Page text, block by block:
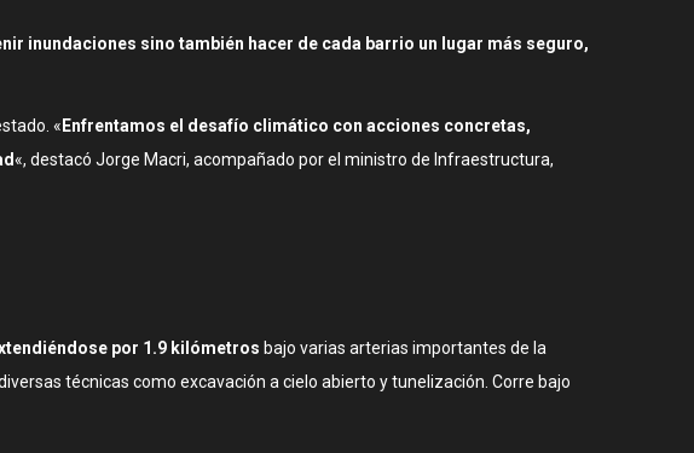
inundaciones sino también hacer de cada barrio un lugar más seguro,
« Enfrentamos el desafío climático con acciones concretas,
«, destacó Jorge Macri, acompañado por el ministro de Infraestructura,
por 1.9 kilómetros bajo varias arterias importantes de la
técnicas como excavación a cielo abierto y tunelización. Corre bajo